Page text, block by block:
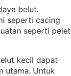
belut
seperti cacing
seperti pelet
kecil dapat
utama. Untuk